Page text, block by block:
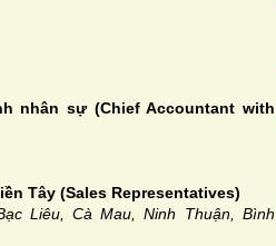
nhân sự (Chief Accountant with
Tây (Sales Representatives)
Liêu, Cà Mau, Ninh Thuận, Bình